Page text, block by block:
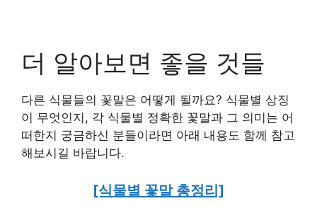
더 알아보면 좋을 것들
다른 식물들의 꽃말은 어떻게 될까요? 식물별 상징
이 무엇인지, 각 식물별 정확한 꽃말과 그 의미는 어
떠한지 궁금하신 분들이라면 아래 내용도 함께 참고
해보시길 바랍니다.
[식물별 꽃말 총정리]